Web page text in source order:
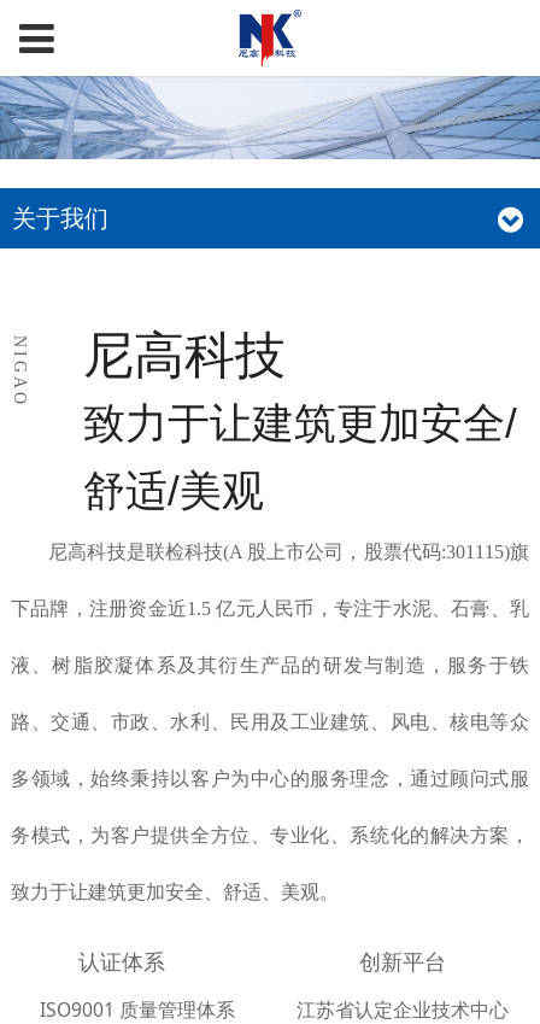
关于我们
尼高科技
致力于让建筑更加安全/
舒适/美观
NIGAO
尼高科技是联检科技(A 股上市公司，股票代码:301115)旗
下品牌，注册资金近1.5 亿元人民币，专注于水泥、石膏、乳
液、树脂胶凝体系及其衍生产品的研发与制造，服务于铁
路、交通、市政、水利、民用及工业建筑、风电、核电等众
多领域，始终秉持以客户为中心的服务理念，通过顾问式服
务模式，为客户提供全方位、专业化、系统化的解决方案，
致力于让建筑更加安全、舒适、美观。
认证体系
ISO9001 质量管理体系
创新平台
江苏省认定企业技术中心